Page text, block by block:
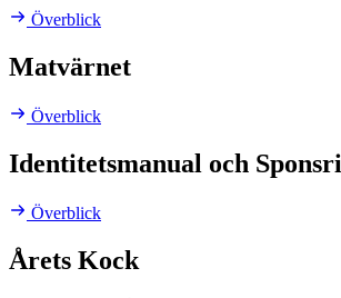
Överblick
Matvärnet
Överblick
Identitetsmanual och
Överblick
Årets Kock